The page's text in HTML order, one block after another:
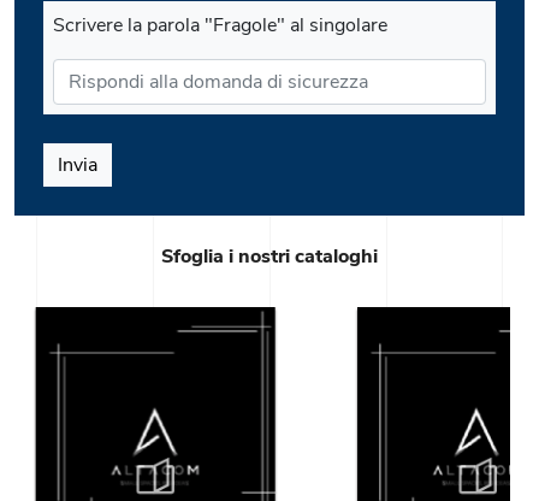
Sfoglia i nostri cataloghi
Scrivere la parola "Fragole" al singolare
Invia